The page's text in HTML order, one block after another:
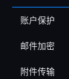
账户保护
邮件加密
附件传输